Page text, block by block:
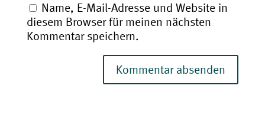
Name, E-Mail-Adresse und Website in
diesem Browser für meinen nächsten
Kommentar speichern.